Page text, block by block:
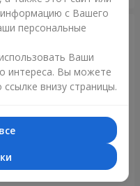
букет
с Вашего
персональные
Ваши
интереса. Вы можете
внизу страницы.